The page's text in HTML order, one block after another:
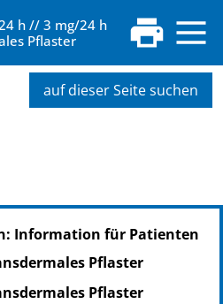
h // 3 mg/24 h
Pflaster
auf dieser Seite suchen
Information für Patienten
Pflaster
Pflaster